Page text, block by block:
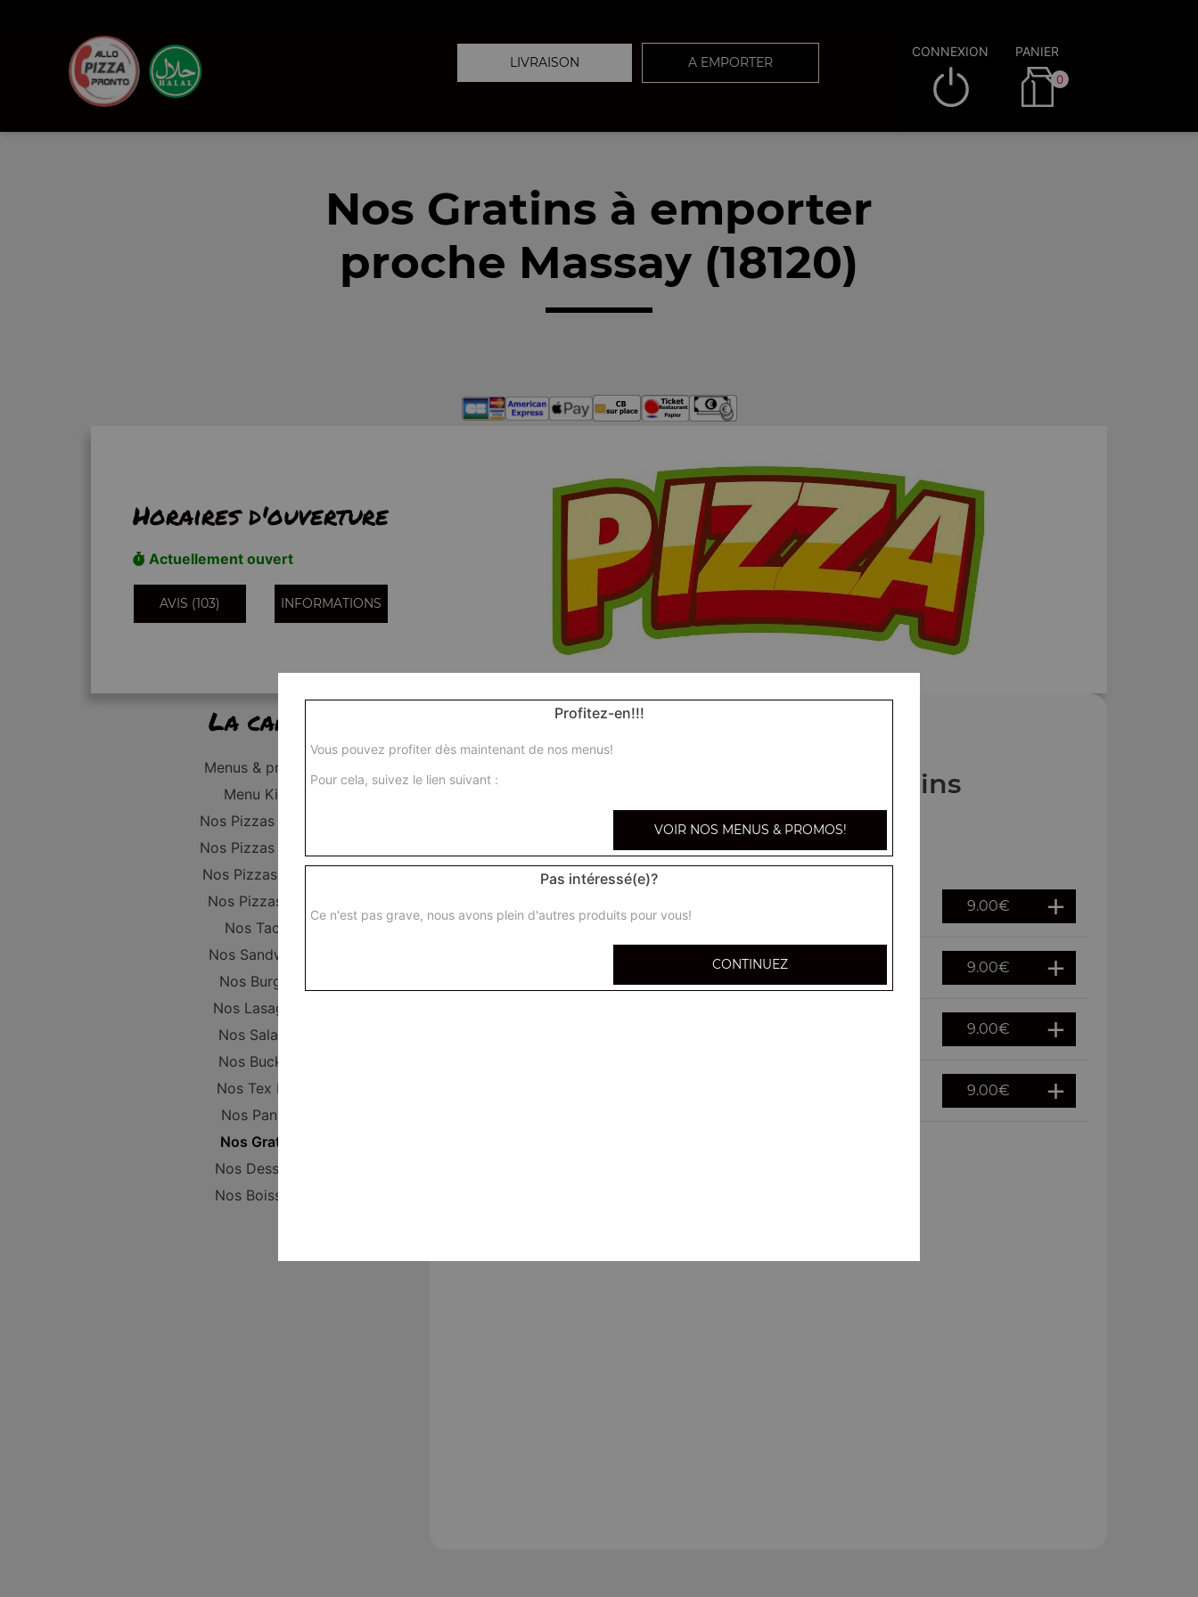
LIVRAISON A EMPORTER
CONNEXION PANIER
0
Nos Gratins à emporter
proche Massay (18120)
Horaires d'ouverture
Actuellement ouvert
AVIS (103) INFORMATIONS
La carte
Menus & promos
Menu Kid's
Nos Pizzas Junior
Nos Pizzas Sénior
Nos Pizzas Méga
Nos Pizzas XXL
Nos Tacos
Nos Sandwichs
Nos Burgers
Nos Lasagnes
Nos Salades
Nos Buckets
Nos Tex Mex
Nos Paninis
Nos Gratins
Nos Desserts
Nos Boissons
Nos Gratins
9.00€
9.00€
9.00€
9.00€
Profitez-en!!!
Vous pouvez profiter dès maintenant de nos menus!
Pour cela, suivez le lien suivant :
VOIR NOS MENUS & PROMOS!
Pas intéressé(e)?
Ce n'est pas grave, nous avons plein d'autres produits pour vous!
CONTINUEZ